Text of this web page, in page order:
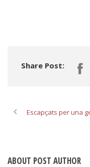
Share Post:
Escapçats per una
ABOUT POST AUTHOR